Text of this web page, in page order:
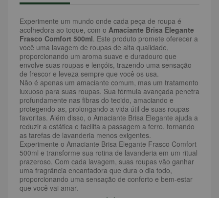
Experimente um mundo onde cada peça de roupa é
acolhedora ao toque, com o Amaciante Brisa Elegante
Frasco Comfort 500ml. Este produto promete oferecer a
você uma lavagem de roupas de alta qualidade,
proporcionando um aroma suave e duradouro que
envolve suas roupas e lençóis, trazendo uma sensação
de frescor e leveza sempre que você os usa.
Não é apenas um amaciante comum, mas um tratamento
luxuoso para suas roupas. Sua fórmula avançada penetra
profundamente nas fibras do tecido, amaciando e
protegendo-as, prolongando a vida útil de suas roupas
favoritas. Além disso, o Amaciante Brisa Elegante ajuda a
reduzir a estática e facilita a passagem a ferro, tornando
as tarefas de lavanderia menos exigentes.
Experimente o Amaciante Brisa Elegante Frasco Comfort
500ml e transforme sua rotina de lavanderia em um ritual
prazeroso. Com cada lavagem, suas roupas vão ganhar
uma fragrância encantadora que dura o dia todo,
proporcionando uma sensação de conforto e bem-estar
que você vai amar.